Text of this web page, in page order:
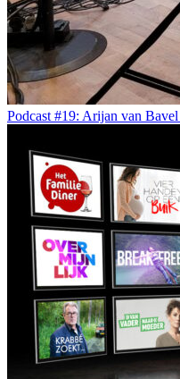
Podcast #19: Arijan van